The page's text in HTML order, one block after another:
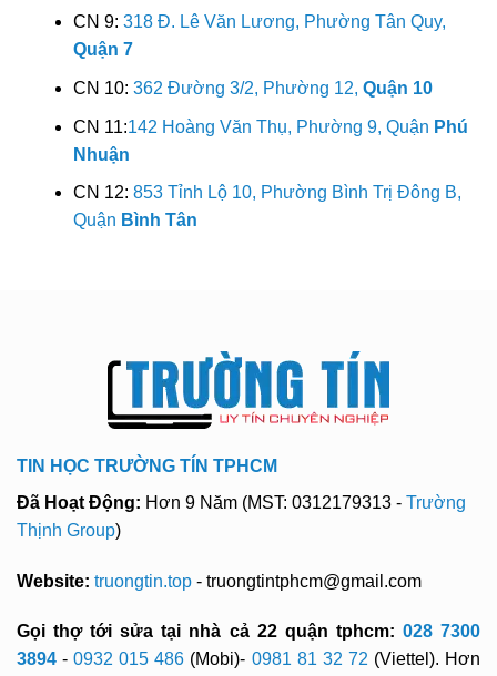
CN 9: 318 Đ. Lê Văn Lương, Phường Tân Quy,
Quận 7
CN 10: 362 Đường 3/2, Phường 12, Quận 10
CN 11:142 Hoàng Văn Thụ, Phường 9, Quận Phú
Nhuận
CN 12: 853 Tỉnh Lộ 10, Phường Bình Trị Đông B,
Quận Bình Tân
TIN HỌC TRƯỜNG TÍN TPHCM
Đã Hoạt Động: Hơn 9 Năm (MST: 0312179313 - Trường
Thịnh Group)
Website: truongtin.top - truongtintphcm@gmail.com
Gọi thợ tới sửa tại nhà cả 22 quận tphcm: 028 7300
3894-0932 015 486 (Mobi)- 0981 81 32 72 (Viettel). Hơn